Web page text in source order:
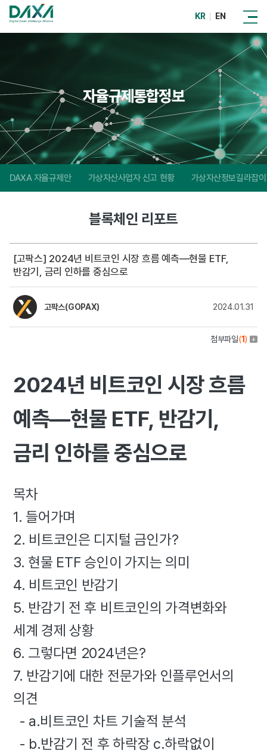
KR EN
자율규제통합정보
DAXA 자율규제안 가상자산사업자 신고 현황 가상자산정보길라잡이
블록체인 리포트
[고팍스] 2024년 비트코인 시장 흐름 예측—현물 ETF,
반감기, 금리 인하를 중심으로
고팍스(GOPAX) 2024.01.31
첨부파일(1)
2024년 비트코인 시장 흐름
예측—현물 ETF, 반감기,
금리 인하를 중심으로
목차
1. 들어가며
2. 비트코인은 디지털 금인가?
3. 현물 ETF 승인이 가지는 의미
4. 비트코인 반감기
5. 반감기 전 후 비트코인의 가격변화와
세계 경제 상황
6. 그렇다면 2024년은?
7. 반감기에 대한 전문가와 인플루언서의
의견
- a.비트코인 차트 기술적 분석
- b.반감기 전 후 하락장 c.하락없이